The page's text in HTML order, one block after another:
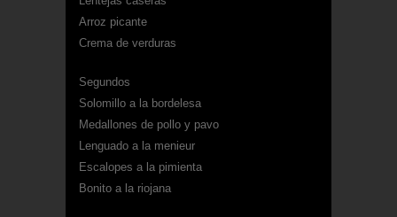
Arroz picante
Crema de verduras
Segundos
Solomillo a la bordelesa
Medallones de pollo y pavo
Lenguado a la menieur
Escalopes a la pimienta
Bonito a la riojana